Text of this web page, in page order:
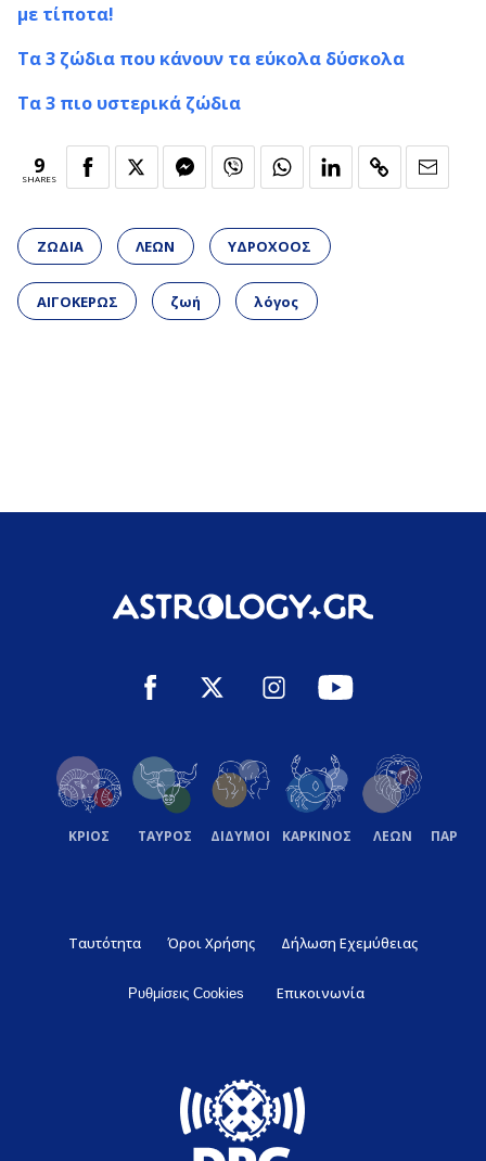
με τίποτα!
Τα 3 ζώδια που κάνουν τα εύκολα δύσκολα
Τα 3 πιο υστερικά ζώδια
9
SHARES
ΖΩΔΙΑ ΛΕΩΝ ΥΔΡΟΧΟΟΣ
ΑΙΓΟΚΕΡΩΣ ζωή λόγος
ΚΡΙΟΣ ΤΑΥΡΟΣ ΔΙΔΥΜΟΙ ΚΑΡΚΙΝΟΣ ΛΕΩΝ
Ταυτότητα Όροι Χρήσης Δήλωση Εχεμύθειας
Ρυθμίσεις Cookies Επικοινωνία